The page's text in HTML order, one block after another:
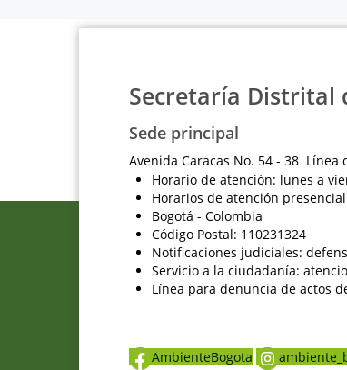
Secretaría Distrital
Sede principal
Avenida Caracas No. 54 - 38 Línea
Horario de atención: lunes a
Horarios de atención
Bogotá - Colombia
Código Postal: 110231324
Notificaciones judiciales:
Servicio a la ciudadanía:
Línea para denuncia de actos
AmbienteBogota